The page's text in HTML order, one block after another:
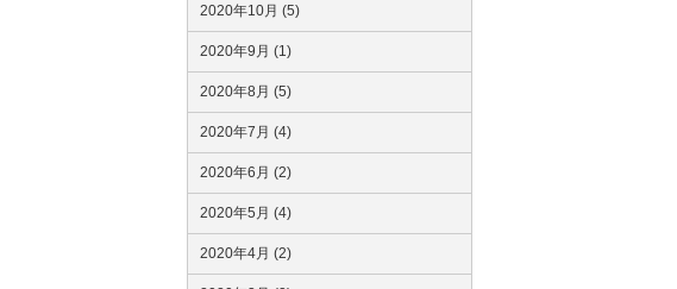
2020年10月 (5)
2020年9月 (1)
2020年8月 (5)
2020年7月 (4)
2020年6月 (2)
2020年5月 (4)
2020年4月 (2)